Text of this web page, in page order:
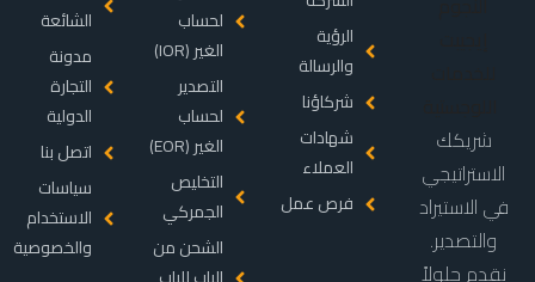
شريكك
الاستراتيجي
في الاستيراد
والتصدير.
نقدم حلولاً
الرؤية
والرسالة
شركاؤنا
شهادات
العملاء
فرص عمل
لحساب
الغير (IOR)
التصدير
لحساب
الغير (EOR)
التخليص
الجمركي
الشحن من
الشائعة
مدونة
التجارة
الدولية
اتصل بنا
سياسات
الاستخدام
والخصوصية